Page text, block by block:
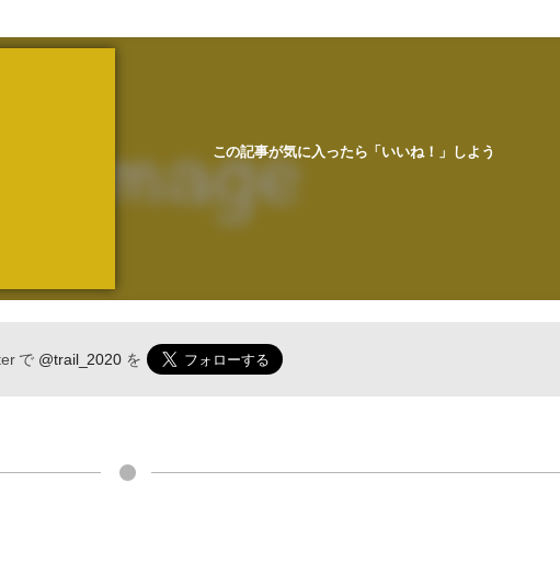
この記事が気に入ったら「いいね！」しよう
で @trail_2020 を